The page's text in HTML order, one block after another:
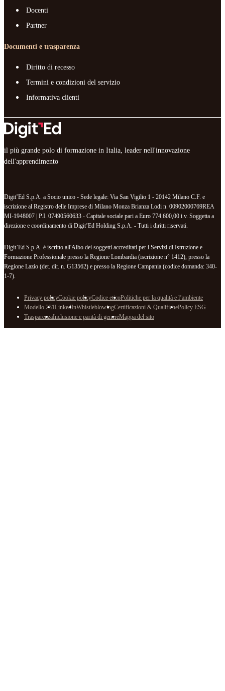
Docenti
Partner
Documenti e trasparenza
Diritto di recesso
Termini e condizioni del servizio
Informativa clienti
il più grande polo di formazione in Italia, leader nell'innovazione
dell'apprendimento
Digit’Ed S.p.A. a Socio unico - Sede legale: Via San Vigilio 1 - 20142 Milano C.F. e
iscrizione al Registro delle Imprese di Milano Monza Brianza Lodi n. 00902000769REA
MI-1948007 | P.I. 07490560633 - Capitale sociale pari a Euro 774.600,00 i.v. Soggetta a
direzione e coordinamento di Digit’Ed Holding S.p.A. - Tutti i diritti riservati.
Digit’Ed S.p.A. è iscritto all'Albo dei soggetti accreditati per i Servizi di Istruzione e
Formazione Professionale presso la Regione Lombardia (iscrizione n° 1412), presso la
Regione Lazio (det. dir. n. G13562) e presso la Regione Campania (codice domanda: 340-
1-7).
Privacy policyCookie policyCodice eticoPolitiche per la qualità e l’ambiente
Modello 231LinkedInWhistleblowingCertificazioni & QualifichePolicy ESG
TrasparenzaInclusione e parità di genereMappa del sito